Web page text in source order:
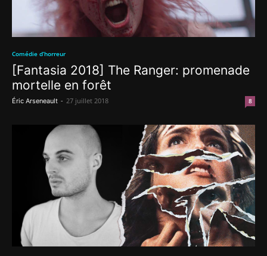
Comédie d’horreur
[Fantasia 2018] The Ranger: promenade
mortelle en forêt
Éric Arseneault - 27 juillet 2018 8